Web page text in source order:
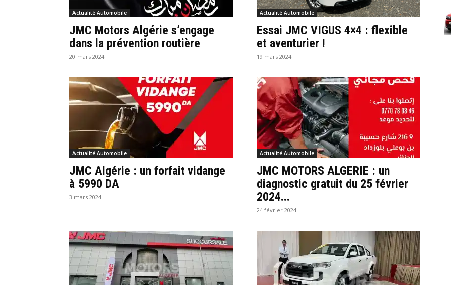
Actualité Automobile
JMC Motors Algérie s’engage
dans la prévention routière
20 mars 2024
Actualité Automobile
Essai JMC VIGUS 4×4 : flexible
et aventurier !
19 mars 2024
Actualité Automobile
JMC Algérie : un forfait vidange
à 5990 DA
3 mars 2024
Actualité Automobile
JMC MOTORS ALGERIE : un
diagnostic gratuit du 25 février
2024...
24 février 2024